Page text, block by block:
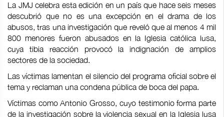
La JMJ celebra esta edición en un país que hace seis meses
descubrió que no es una excepción en el drama de los
abusos, tras una investigación que reveló que al menos 4 mil
800 menores fueron abusados en la Iglesia católica lusa,
cuya tibia reacción provocó la indignación de amplios
sectores de la sociedad.
Las víctimas lamentan el silencio del programa oficial sobre el
tema y reclaman una condena pública de boca del papa.
Víctimas como Antonio Grosso, cuyo testimonio forma parte
de la investigación sobre la violencia sexual en la Iglesia lusa